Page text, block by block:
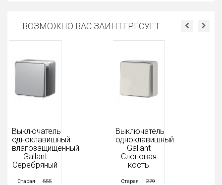
ВОЗМОЖНО ВАС ЗАИНТЕРЕСУЕТ
Выключатель
одноклавишный
влагозащищенный
Gallant
Серебряный
Старая
555
Выключатель
одноклавишный
Gallant
Слоновая
кость
Старая
279